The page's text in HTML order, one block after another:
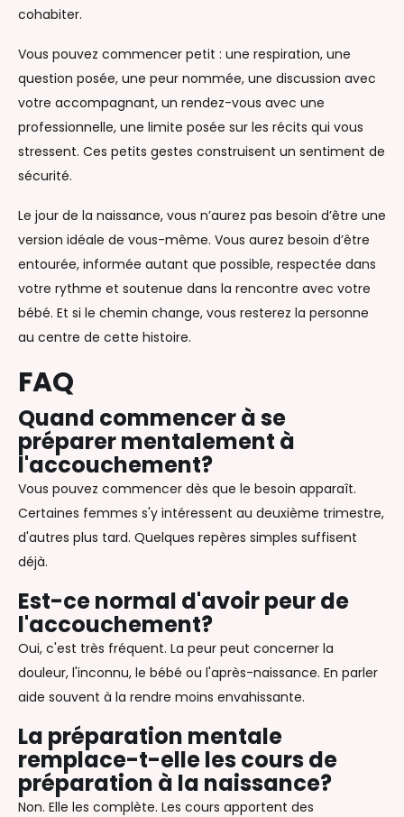
cohabiter.
Vous pouvez commencer petit : une respiration, une
question posée, une peur nommée, une discussion avec
votre accompagnant, un rendez-vous avec une
professionnelle, une limite posée sur les récits qui vous
stressent. Ces petits gestes construisent un sentiment de
sécurité.
Le jour de la naissance, vous n’aurez pas besoin d’être une
version idéale de vous-même. Vous aurez besoin d’être
entourée, informée autant que possible, respectée dans
votre rythme et soutenue dans la rencontre avec votre
bébé. Et si le chemin change, vous resterez la personne
au centre de cette histoire.
FAQ
Quand commencer à se
préparer mentalement à
l'accouchement?
Vous pouvez commencer dès que le besoin apparaît.
Certaines femmes s'y intéressent au deuxième trimestre,
d'autres plus tard. Quelques repères simples suffisent
déjà.
Est-ce normal d'avoir peur de
l'accouchement?
Oui, c'est très fréquent. La peur peut concerner la
douleur, l'inconnu, le bébé ou l'après-naissance. En parler
aide souvent à la rendre moins envahissante.
La préparation mentale
remplace-t-elle les cours de
préparation à la naissance?
Non. Elle les complète. Les cours apportent des